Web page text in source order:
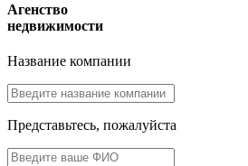
Агенство
недвижимости
Название компании
Представьтесь, пожалуйста